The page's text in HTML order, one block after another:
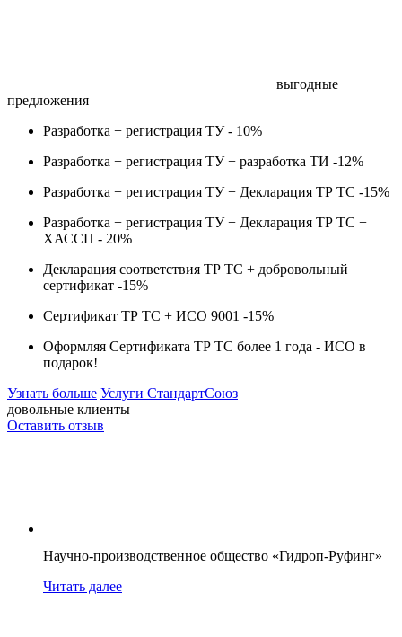
выгодные
предложения
Разработка + регистрация ТУ - 10%
Разработка + регистрация ТУ + разработка ТИ -12%
Разработка + регистрация ТУ + Декларация ТР ТС -15%
Разработка + регистрация ТУ + Декларация ТР ТС +
ХАССП - 20%
Декларация соответствия ТР ТС + добровольный
сертификат -15%
Сертификат ТР ТС + ИСО 9001 -15%
Оформляя Сертификата ТР ТС более 1 года - ИСО в
подарок!
Узнать больше Услуги СтандартСоюз
довольные клиенты
Оставить отзыв
Научно-производственное общество «Гидроп-Руфинг»
Читать далее